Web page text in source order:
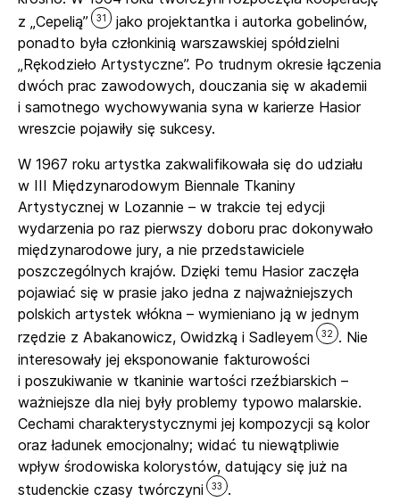
z „Cepelią”
31
jako projektantka i autorka gobelinów,
ponadto była członkinią warszawskiej spółdzielni
„Rękodzieło Artystyczne”. Po trudnym okresie łączenia
dwóch prac zawodowych, douczania się w akademii
i samotnego wychowywania syna w karierze Hasior
wreszcie pojawiły się sukcesy.
W 1967 roku artystka zakwalifikowała się do udziału
w III Międzynarodowym Biennale Tkaniny
Artystycznej w Lozannie – w trakcie tej edycji
wydarzenia po raz pierwszy doboru prac dokonywało
międzynarodowe jury, a nie przedstawiciele
poszczególnych krajów. Dzięki temu Hasior zaczęła
pojawiać się w prasie jako jedna z najważniejszych
polskich artystek włókna – wymieniano ją w jednym
rzędzie z Abakanowicz, Owidzką i Sadleyem
32
. Nie
interesowały jej eksponowanie fakturowości
i poszukiwanie w tkaninie wartości rzeźbiarskich –
ważniejsze dla niej były problemy typowo malarskie.
Cechami charakterystycznymi jej kompozycji są kolor
oraz ładunek emocjonalny; widać tu niewątpliwie
wpływ środowiska kolorystów, datujący się już na
studenckie czasy twórczyni
33
.